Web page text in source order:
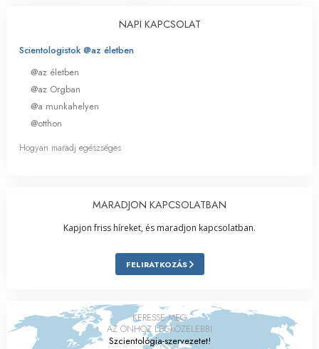
NAPI KAPCSOLAT
Scientologistok @az életben
@az életben
@az Orgban
@a munkahelyen
@otthon
Hogyan maradj egészséges
MARADJON KAPCSOLATBAN
Kapjon friss híreket, és maradjon kapcsolatban.
FELIRATKOZÁS
KERESSE MEG
AZ ÖNHÖZ LEGKÖZELEBBI
Szcientológia-szervezetet!